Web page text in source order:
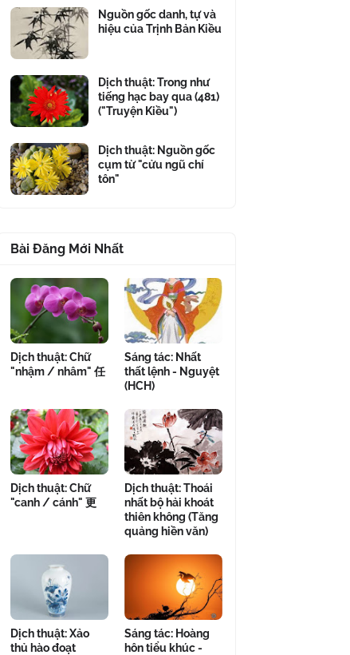
Nguồn gốc danh, tự và
hiệu của Trịnh Bản Kiều
Dịch thuật: Trong như
tiếng hạc bay qua (481)
("Truyện Kiều")
Dịch thuật: Nguồn gốc
cụm từ "cửu ngũ chí
tôn"
Bài Đăng Mới Nhất
Dịch thuật: Chữ
"nhậm / nhâm" 任
Sáng tác: Nhất
thất lệnh - Nguyệt
(HCH)
Dịch thuật: Chữ
"canh / cánh" 更
Dịch thuật: Thoái
nhất bộ hải khoát
thiên không (Tăng
quảng hiền văn)
Dịch thuật: Xảo
thủ hào đoạt
Sáng tác: Hoàng
hôn tiểu khúc -